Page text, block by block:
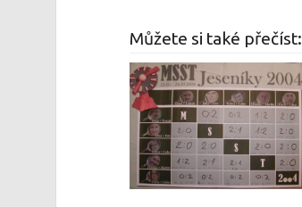
Můžete si také přečíst: